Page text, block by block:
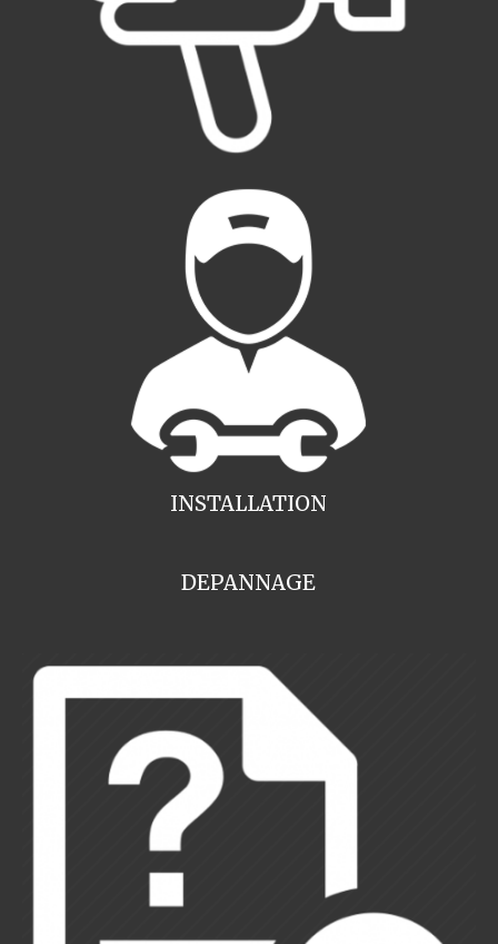
INSTALLATION
DEPANNAGE